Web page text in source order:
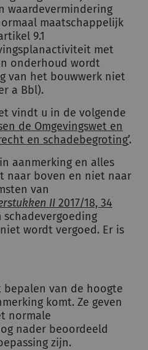
waardevermindering
maatschappelijk
9.1
met
onderhoud wordt
van het bouwwerk niet
a Bbl).
vindt u in de volgende
de Omgevingswet en
en schadebegroting’.
aanmerking en alles
naar boven en niet naar
van
II 2017/18, 34
schadevergoeding
wordt vergoed. Er is
van de hoogte
komt. Ze geven
normale
nader beoordeeld
zijn.